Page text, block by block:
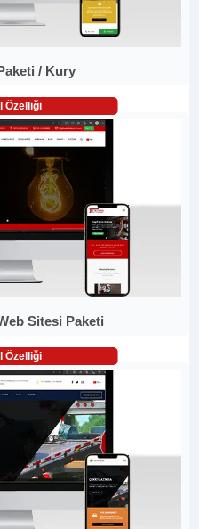
/ Kury
Özelliği
Sitesi Paketi
Özelliği